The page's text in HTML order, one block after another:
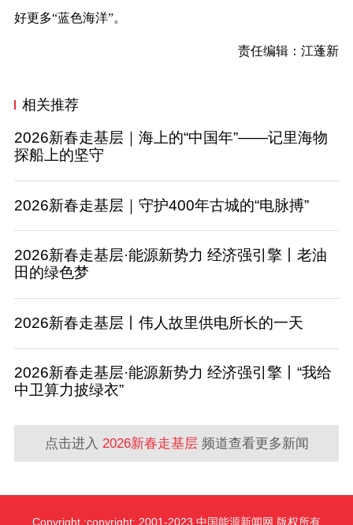
好更多“蓝色海洋”。
责任编辑：江蓬新
相关推荐
2026新春走基层｜海上的“中国年”——记里海物
探船上的坚守
2026新春走基层｜守护400年古城的“电脉搏”
2026新春走基层·能源新势力 经济强引擎丨老油
田的绿色梦
2026新春走基层丨伟人故里供电所长的一天
2026新春走基层·能源新势力 经济强引擎丨“我给
中卫算力披绿衣”
点击进入 2026新春走基层频道查看更多新闻
Copyright :copyright: 2001-2023 中国能源新闻网 版权所有